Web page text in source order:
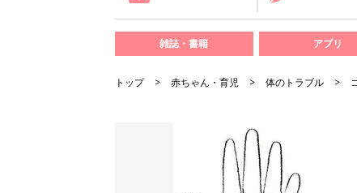
雑誌・書籍 アプリ
トップ 赤ちゃん・育児 体のトラブル